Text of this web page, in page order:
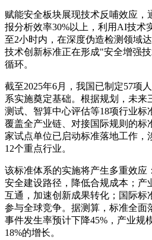
赋能安全板块展现技术反哺效应，
报分析效率30%以上，利用AI技术
至2小时内，在深度伪造检测领域
技术创新标准正在形成"安全增强
循环。
截至2025年6月，我国已制定57项
系实施奠定基础。根据规划，未来
测试、智算中心评估等18项行业标
覆盖全产业链、对接国际规则的标
家试点单位已启动标准落地工作，
12个重点行业。
该标准体系的实施将产生多重效应
安全建设路径，降低合规成本；产
互通，加速创新成果转化；国际标
参与全球竞争。据测算，标准全面
事件发生率预计下降45%，产业规
18%的增长。